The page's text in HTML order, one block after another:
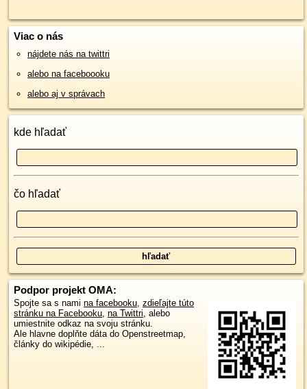
Viac o nás
nájdete nás na twittri
alebo na faceboooku
alebo aj v správach
kde hľadať
čo hľadať
Podpor projekt OMA:
Spojte sa s nami na facebooku, zdieľajte túto
stránku na Facebooku, na Twittri, alebo
umiestnite odkaz na svoju stránku.
Ale hlavne doplňte dáta do Openstreetmap,
články do wikipédie, ...